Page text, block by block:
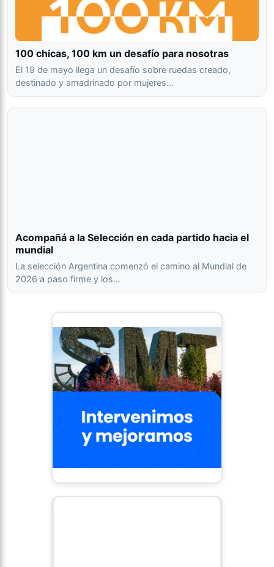
100 chicas, 100 km un desafío para nosotras
El 19 de mayo llega un desafío sobre ruedas creado,
destinado y amadrinado por mujeres…
Acompañá a la Selección en cada partido hacia el
mundial
La selección Argentina comenzó el camino al Mundial de
2026 a paso firme y los…